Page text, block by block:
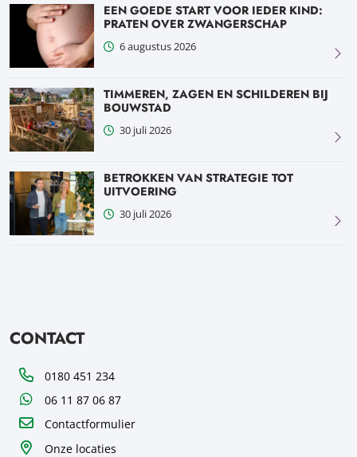
EEN GOEDE START VOOR IEDER KIND:
PRATEN OVER ZWANGERSCHAP
6 augustus 2026
TIMMEREN, ZAGEN EN SCHILDEREN BIJ
BOUWSTAD
30 juli 2026
BETROKKEN VAN STRATEGIE TOT
UITVOERING
30 juli 2026
CONTACT
Telefoon0180 451 234
WhatsApp06 11 87 06 87
Contactformulier
Onze locaties